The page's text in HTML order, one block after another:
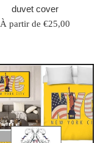
duvet cover
À partir de €25,00